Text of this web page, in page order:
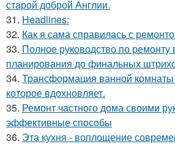
старой доброй Англии.
31. Headlines:
32. Как я сама справилась с
33. Полное руководство по ремонту
планирования до финальных
34. Трансформация ванной
которое вдохновляет.
35. Ремонт частного дома своими
эффективные способы
36. Эта кухня - воплощение